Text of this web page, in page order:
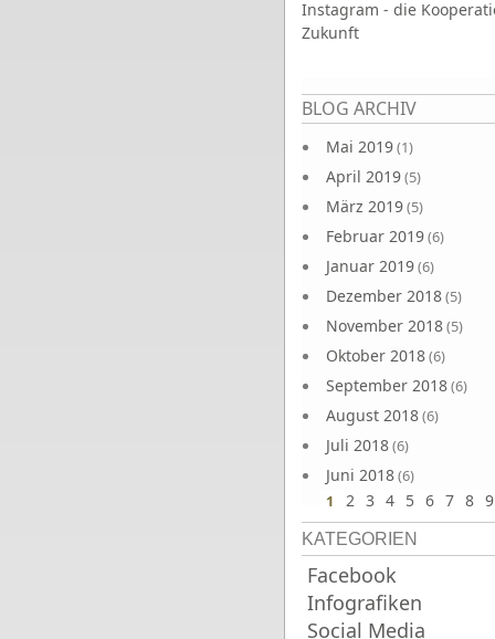
Instagram - die
Zukunft
BLOG ARCHIV
Mai 2019(1)
April 2019(5)
März 2019(5)
Februar 2019(6)
Januar 2019(6)
Dezember 2018(5)
November 2018(5)
Oktober 2018(6)
September 2018(6)
August 2018(6)
Juli 2018(6)
Juni 2018(6)
Seiten
1 2 3 4 5 6 7 8 9
KATEGORIEN
Facebook
Infografiken
Social Media